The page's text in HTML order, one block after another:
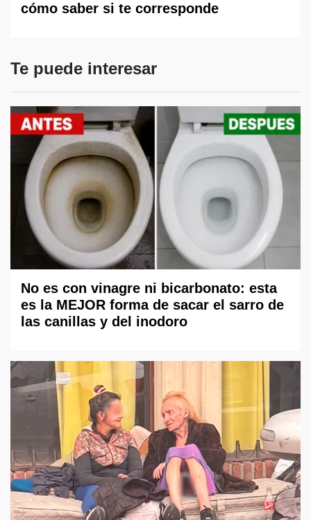
cómo saber si te corresponde
Te puede interesar
No es con vinagre ni bicarbonato: esta
es la MEJOR forma de sacar el sarro de
las canillas y del inodoro